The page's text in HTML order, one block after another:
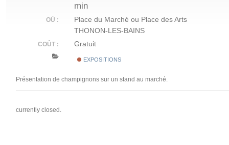
min
OÙ :
Place du Marché ou Place des Arts
THONON-LES-BAINS
COÛT : Gratuit
EXPOSITIONS
Présentation de champignons sur un stand au marché.
currently closed.